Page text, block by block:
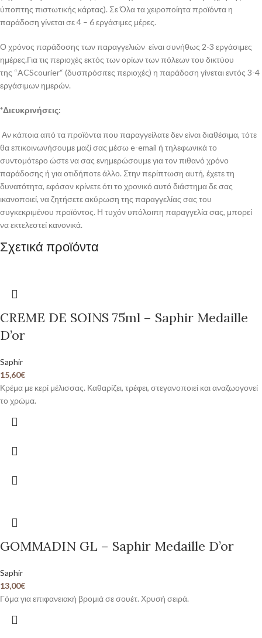
ύποπτης πιστωτικής κάρτας). Σε Όλα τα χειροποίητα προϊόντα η
παράδοση γίνεται σε 4 – 6 εργάσιμες μέρες.
Ο χρόνος παράδοσης των παραγγελιών είναι συνήθως 2-3 εργάσιμες
ημέρες.Για τις περιοχές εκτός των ορίων των πόλεων του δικτύου
της “ACScourier“ (δυσπρόσιτες περιοχές) η παράδοση γίνεται εντός 3-4
εργάσιμων ημερών.
*Διευκρινήσεις:
Αν κάποια από τα προϊόντα που παραγγείλατε δεν είναι διαθέσιμα, τότε
θα επικοινωνήσουμε μαζί σας μέσω e-email ή τηλεφωνικά το
συντομότερο ώστε να σας ενημερώσουμε για τον πιθανό χρόνο
παράδοσης ή για οτιδήποτε άλλο. Στην περίπτωση αυτή, έχετε τη
δυνατότητα, εφόσον κρίνετε ότι το χρονικό αυτό διάστημα δε σας
ικανοποιεί, να ζητήσετε ακύρωση της παραγγελίας σας του
συγκεκριμένου προϊόντος. Η τυχόν υπόλοιπη παραγγελία σας, μπορεί
να εκτελεστεί κανονικά.
Σχετικά προϊόντα
CREME DE SOINS 75ml – Saphir Medaille
D’or
Saphir
15,60€
Κρέμα με κερί μέλισσας. Καθαρίζει, τρέφει, στεγανοποιεί και αναζωογονεί
το χρώμα.
GOMMADIN GL – Saphir Medaille D’or
Saphir
13,00€
Γόμα για επιφανειακή βρομιά σε σουέτ. Χρυσή σειρά.